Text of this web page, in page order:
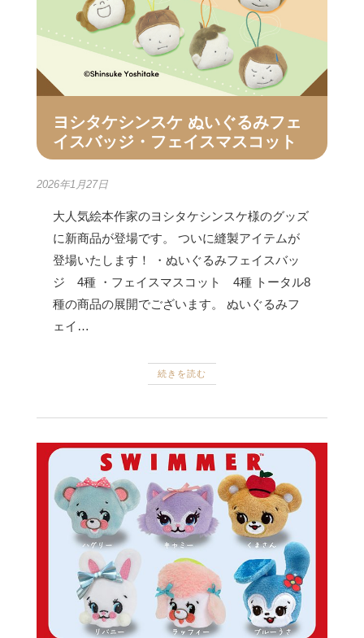
ヨシタケシンスケ ぬいぐるみフェ
イスバッジ・フェイスマスコット
2026年1月27日
大人気絵本作家のヨシタケシンスケ様のグッズ
に新商品が登場です。 ついに縫製アイテムが
登場いたします！ ・ぬいぐるみフェイスバッ
ジ 4種 ・フェイスマスコット 4種 トータル8
種の商品の展開でございます。 ぬいぐるみフ
ェイ…
続きを読む